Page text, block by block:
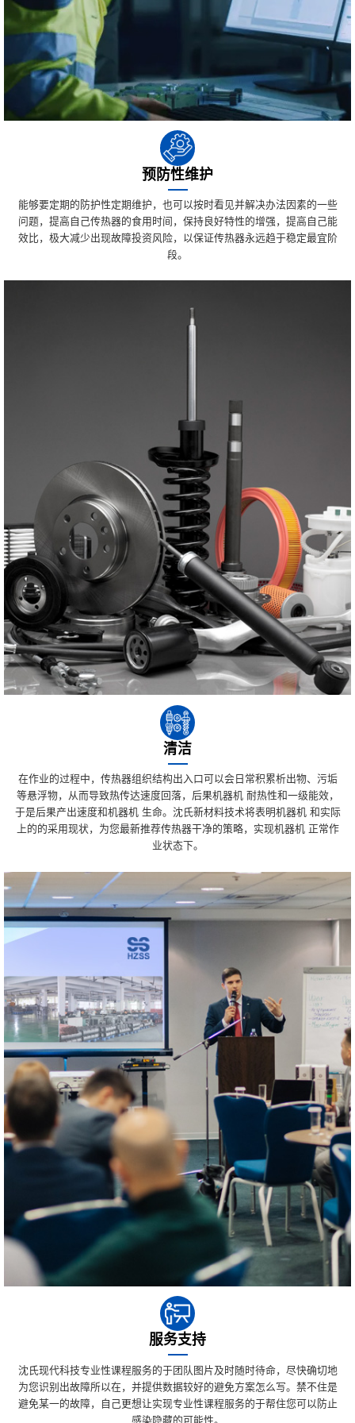
预防性维护
能够要定期的防护性定期维护，也可以按时看见并解决办法因素的一些
问题，提高自己传热器的食用时间，保持良好特性的增强，提高自己能
效比，极大减少出现故障投资风险，以保证传热器永远趋于稳定最宜阶
段。
清洁
在作业的过程中，传热器组织结构出入口可以会日常积累析出物、污垢
等悬浮物，从而导致热传达速度回落，后果机器机 耐热性和一级能效，
于是后果产出速度和机器机 生命。沈氏新材料技术将表明机器机 和实际
上的的采用现状，为您最新推荐传热器干净的策略，实现机器机 正常作
业状态下。
服务支持
沈氏现代科技专业性课程服务的于团队图片及时随时待命，尽快确切地
为您识别出故障所以在，并提供数据较好的避免方案怎么写。禁不住是
避免某一的故障，自己更想让实现专业性课程服务的于帮住您可以防止
感染隐藏的可能性。